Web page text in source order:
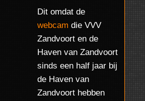
VAN
EN
OOK VOOR
SUPPORT
Dit omdat de
webcam die VVV
Zandvoort en de
Haven van Zandvoort
sinds een half jaar bij
de Haven van
Zandvoort hebben